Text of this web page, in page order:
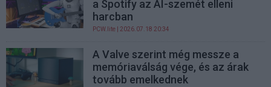
a Spotify az AI-szemét elleni
harcban
PCW.lite | 2026.07.18 20:34
A Valve szerint még messze a
memóriaválság vége, és az árak
tovább emelkednek